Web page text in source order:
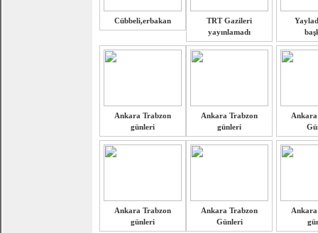
Cübbeli,erbakan
TRT Gazileri
yayınlamadı
Ankara Trabzon
günleri
Ankara Trabzon
günleri
Ankara Trabzon
günleri
Ankara Trabzon
Günleri